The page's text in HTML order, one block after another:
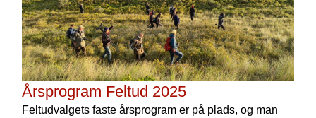
Årsprogram Feltud 2025
Feltudvalgets faste årsprogram er på plads, og man